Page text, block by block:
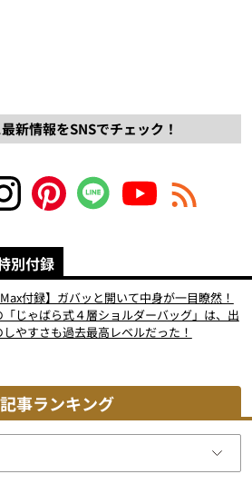
新情報をSNSでチェック！
別付録
付録】ガバッと開いて中身が一目瞭然！
「じゃばら式４層ショルダーバッグ」は、出
しやすさも過去最高レベルだった！
事ランキング